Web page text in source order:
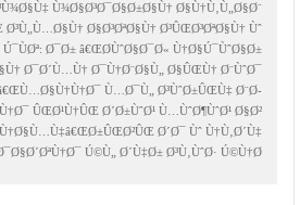
Ù¾Ø§Ø³Ø¯Ø§Ø±Ø§Ù† Ø§Ù†Ù‚Ù„Ø§Ø¨
Ø§Ø³ØªØ§Ù† Ø³ÛŒØ³ØªØ§Ù† Ùˆ
Ú¯ÙØª: Ø¯Ø± â€ŒØ­ÙˆØ§Ø¯Ø« Ù†Ø§Ú¯ÙˆØ§Ø±
Ø¯Ø´Ù…Ù† Ø¯Ù†Ø¨Ø§Ù„ Ø§ÛŒÙ† Ø¨ÙˆØ¯
Ù…Ø¯Ù„ Ø³ÙˆØ±ÛŒÙ‡ Ø¨Ø­
ÛŒØ¹Ù†ÛŒ Ø´Ø±ÙˆØ¹ Ù…ÙˆØ¶ÙˆØ¹ Ø§Ø²
Ø´Ø¯ Ùˆ Ù†Ù‚Ø´Ù‡
Ú©Ù„ Ø´Ù‡Ø± Ø³Ù‚ÙˆØ· Ú©Ù†Ø¯.